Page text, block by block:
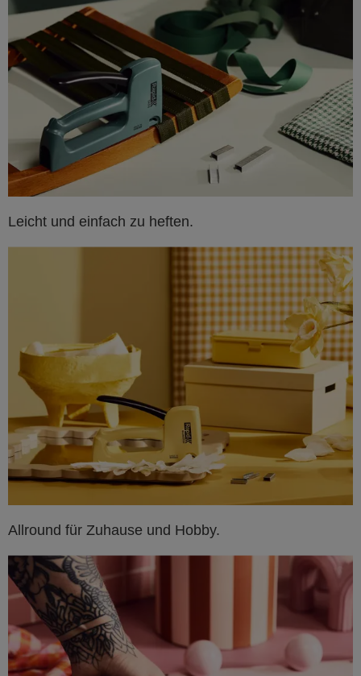
Leicht und einfach zu heften.
Allround für Zuhause und Hobby.